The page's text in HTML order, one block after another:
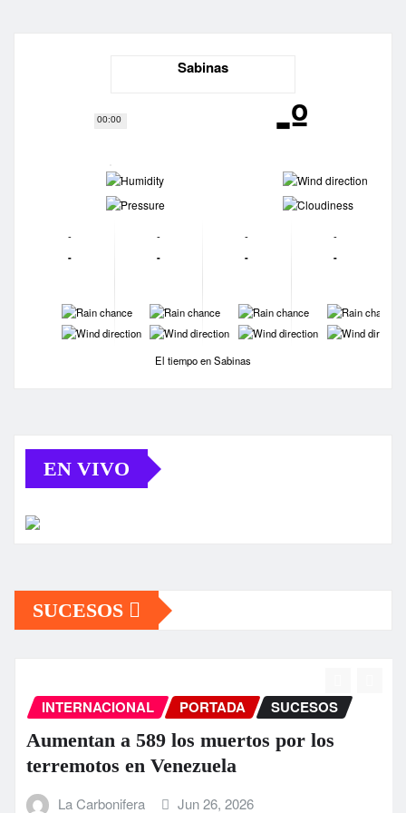
00:00
Sabinas
-º
-
-
-
-
-
-
-
-
-
-
-
-
-
-
-
-
-
-
-
-
El tiempo en Sabinas
EN VIVO
SUCESOS
INTERNACIONAL PORTADA SUCESOS
Aumentan a 589 los muertos por los
terremotos en Venezuela
La Carbonifera Jun 26, 2026